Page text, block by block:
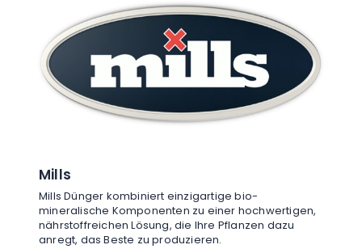
Mills
Mills Dünger kombiniert einzigartige bio-
mineralische Komponenten zu einer hochwertigen,
nährstoffreichen Lösung, die Ihre Pflanzen dazu
anregt, das Beste zu produzieren.